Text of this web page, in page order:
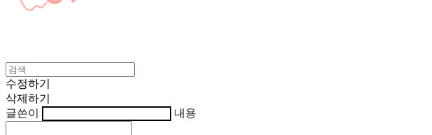
수정하기
삭제하기
글쓴이
내용